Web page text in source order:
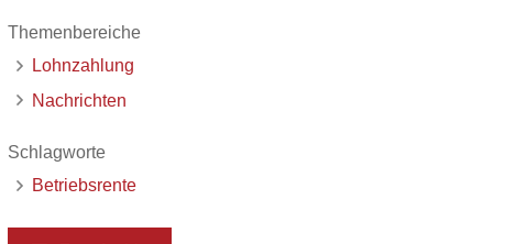
Themenbereiche
Lohnzahlung
Nachrichten
Schlagworte
Betriebsrente